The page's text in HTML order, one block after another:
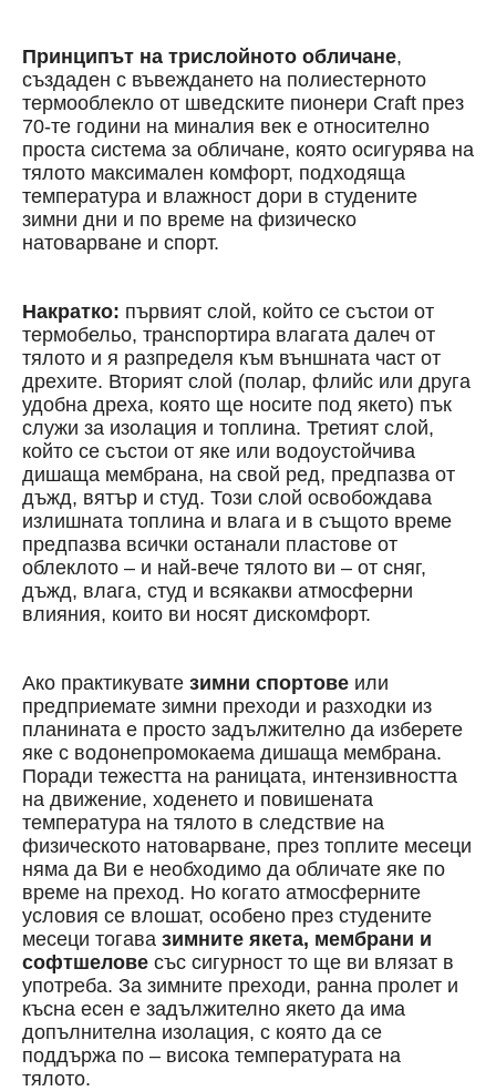
Принципът на трислойното обличане,
създаден с въвеждането на полиестерното
термооблекло от шведските пионери Craft през
70-те години на миналия век е относително
проста система за обличане, която осигурява на
тялото максимален комфорт, подходяща
температура и влажност дори в студените
зимни дни и по време на физическо
натоварване и спорт.
Накратко: първият слой, който се състои от
термобельо, транспортира влагата далеч от
тялото и я разпределя към външната част от
дрехите. Вторият слой (полар, флийс или друга
удобна дреха, която ще носите под якето) пък
служи за изолация и топлина. Третият слой,
който се състои от яке или водоустойчива
дишаща мембрана, на свой ред, предпазва от
дъжд, вятър и студ. Този слой освобождава
излишната топлина и влага и в същото време
предпазва всички останали пластове от
облеклото – и най-вече тялото ви – от сняг,
дъжд, влага, студ и всякакви атмосферни
влияния, които ви носят дискомфорт.
Ако практикувате зимни спортове или
предприемате зимни преходи и разходки из
планината е просто задължително да изберете
яке с водонепромокаема дишаща мембрана.
Поради тежестта на раницата, интензивността
на движение, ходенето и повишената
температура на тялото в следствие на
физическото натоварване, през топлите месеци
няма да Ви е необходимо да обличате яке по
време на преход. Но когато атмосферните
условия се влошат, особено през студените
месеци тогава зимните якета, мембрани и
софтшелове със сигурност то ще ви влязат в
употреба. За зимните преходи, ранна пролет и
късна есен е задължително якето да има
допълнителна изолация, с която да се
поддържа по – висока температурата на
тялото.